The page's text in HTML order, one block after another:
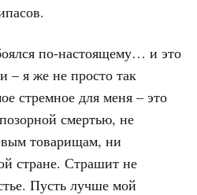
по-настоящему… и это
– я же не просто так
стремное для меня – это
смертью, не
товарищам, ни
стране. Страшит не
Пусть лучше мой